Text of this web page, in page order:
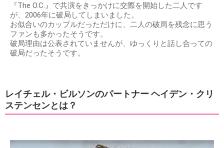
『The O.C.』で共演をきっかけに交際を開始した二人です
が、2006年に破局してしまいました。
お似合いのカップルだっただけに、二人の破局を残念に思う
ファンも多かったそうです。
破局理由は公表されていませんが、ゆっくりと話し合っての
破局だったそうです。
レイチェル・ビルソンのパートナー ヘイデン・クリ
ステンセンとは？